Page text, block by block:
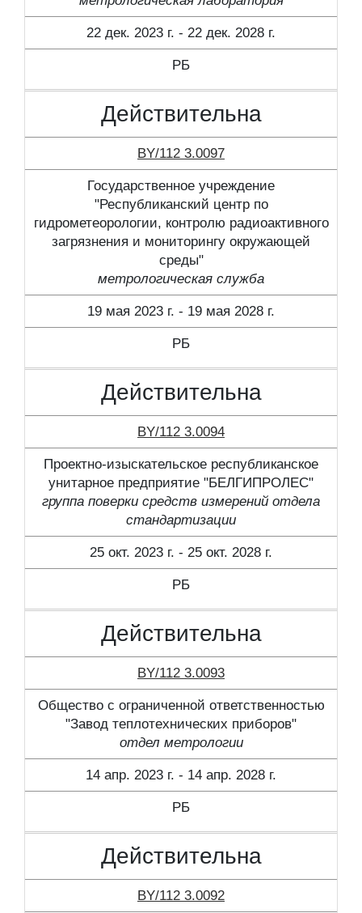
22 дек. 2023 г. - 22 дек. 2028 г.
РБ
Действительна
BY/112 3.0097
Государственное учреждение
"Республиканский центр по
гидрометеорологии, контролю радиоактивного
загрязнения и мониторингу окружающей
среды"
метрологическая служба
19 мая 2023 г. - 19 мая 2028 г.
РБ
Действительна
BY/112 3.0094
Проектно-изыскательское республиканское
унитарное предприятие "БЕЛГИПРОЛЕС"
группа поверки средств измерений отдела
стандартизации
25 окт. 2023 г. - 25 окт. 2028 г.
РБ
Действительна
BY/112 3.0093
Общество с ограниченной ответственностью
"Завод теплотехнических приборов"
отдел метрологии
14 апр. 2023 г. - 14 апр. 2028 г.
РБ
Действительна
BY/112 3.0092